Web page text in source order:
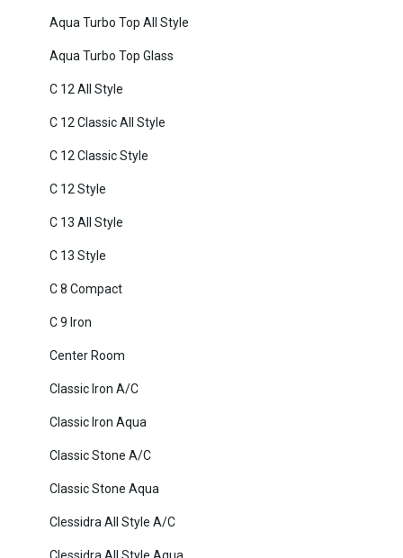
Aqua Turbo Top All Style
Aqua Turbo Top Glass
C 12 All Style
C 12 Classic All Style
C 12 Classic Style
C 12 Style
C 13 All Style
C 13 Style
C 8 Compact
C 9 Iron
Center Room
Classic Iron A/C
Classic Iron Aqua
Classic Stone A/C
Classic Stone Aqua
Clessidra All Style A/C